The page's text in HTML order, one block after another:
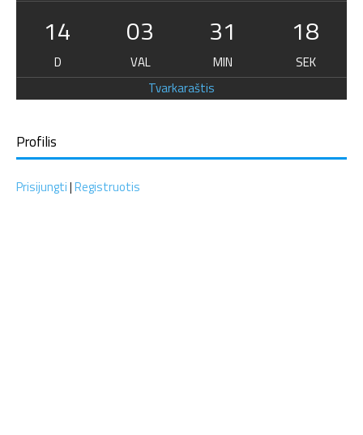
14
D
03
VAL
31
MIN
17
SEK
Tvarkaraštis
Profilis
Prisijungti|Registruotis